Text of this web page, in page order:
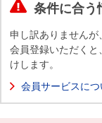
買いたい
中
売りたい
無
店舗案内
店舗のご
会社情報
ごあいさ
採用情報
新卒採用
店舗案内
会社情報
採用情報
条件に合う
申し訳ありませんが
会員登録いただく
けします。
会員サービスにつ